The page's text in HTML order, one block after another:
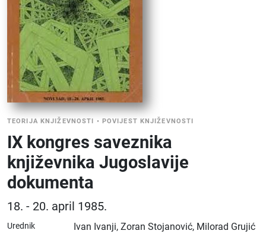
TEORIJA KNJIŽEVNOSTI • POVIJEST KNJIŽEVNOSTI
IX kongres saveznika
književnika Jugoslavije
dokumenta
18. - 20. april 1985.
Urednik Ivan Ivanji, Zoran Stojanović, Milorad Grujić